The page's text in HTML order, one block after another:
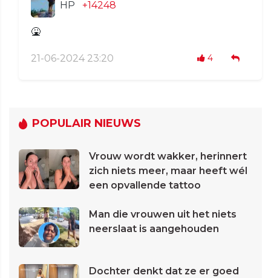
HP +14248
🤮
21-06-2024 23:20 4
POPULAIR NIEUWS
Vrouw wordt wakker, herinnert
zich niets meer, maar heeft wél
een opvallende tattoo
Man die vrouwen uit het niets
neerslaat is aangehouden
Dochter denkt dat ze er goed